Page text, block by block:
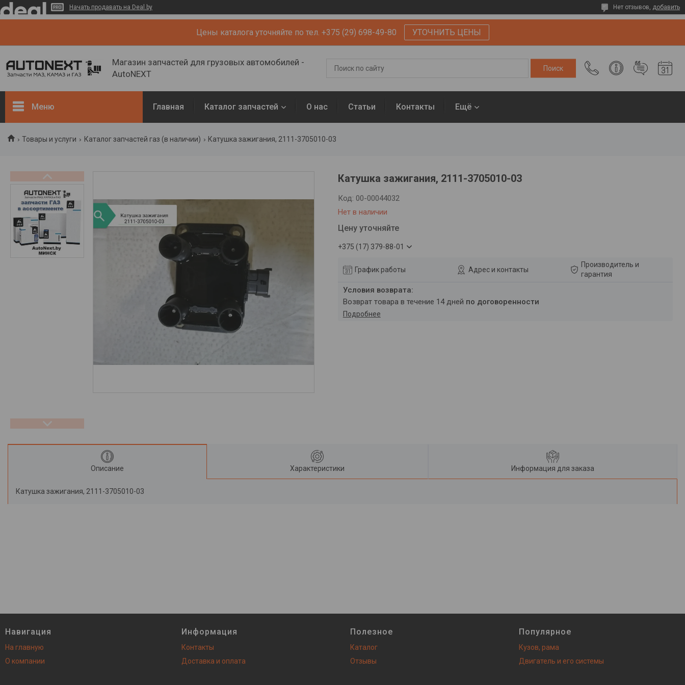
Начать продавать на Deal.by Нет отзывов, добавить
Цены каталога уточняйте по тел. +375 (29) 698-49-80 УТОЧНИТЬ ЦЕНЫ
Магазин запчастей для грузовых автомобилей -
AutoNEXT
Меню
Каталог запчастей ГАЗ (в
Запчасти ГАЗ (NEW)
О нас
Отзывы
Новости
Главная Каталог запчастей О нас Статьи Контакты Ещё
Товары и услуги Каталог запчастей газ (в наличии) Катушка зажигания, 2111-3705010-03
Катушка зажигания, 2111-3705010-03
Нет в наличии
Код: 00-00044032
Цену уточняйте
+375 (17) 379-88-01
График работы Адрес и контакты
Производитель и
гарантия
возврат товара в течение 14 дней по договоренности
Подробнее
Описание Характеристики Информация для заказа
Катушка зажигания, 2111-3705010-03
Навигация
На главную
О компании
Информация
Контакты
Доставка и оплата
Полезное
Каталог
Отзывы
Популярное
Кузов, рама
Двигатель и его системы